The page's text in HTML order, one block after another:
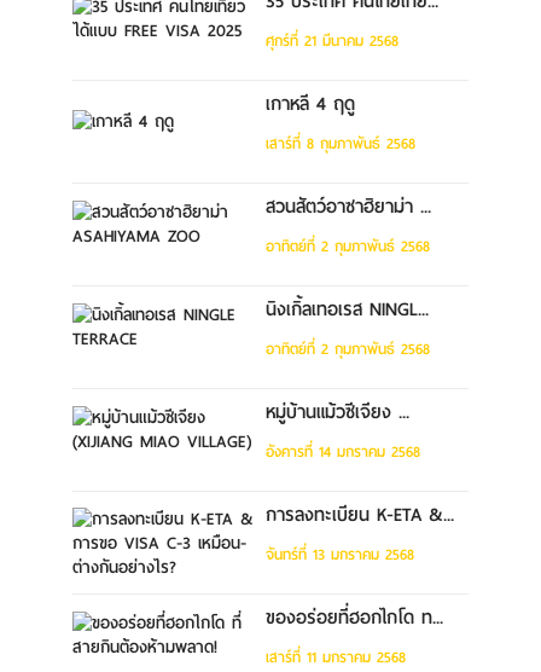
ศุกร์ที่ 21 มีนาคม 2568
เกาหลี 4 ฤดู
เสาร์ที่ 8 กุมภาพันธ์ 2568
สวนสัตว์อาซาฮิยาม่า ...
อาทิตย์ที่ 2 กุมภาพันธ์ 2568
นิงเกิ้ลเทอเรส NINGL...
อาทิตย์ที่ 2 กุมภาพันธ์ 2568
หมู่บ้านแม้วซีเจียง ...
อังคารที่ 14 มกราคม 2568
การลงทะเบียน K-ETA &...
จันทร์ที่ 13 มกราคม 2568
ของอร่อยที่ฮอกไกโด ท...
เสาร์ที่ 11 มกราคม 2568